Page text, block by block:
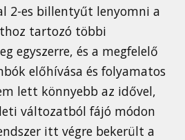
2-es billentyűt lenyomni a
tartozó többi
egyszerre, és a megfelelő
előhívása és folyamatos
lett könnyebb az idővel,
változatból fájó módon
itt végre bekerült a